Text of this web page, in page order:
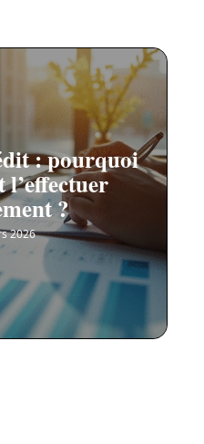
: pourquoi
l’effectuer
?
2026